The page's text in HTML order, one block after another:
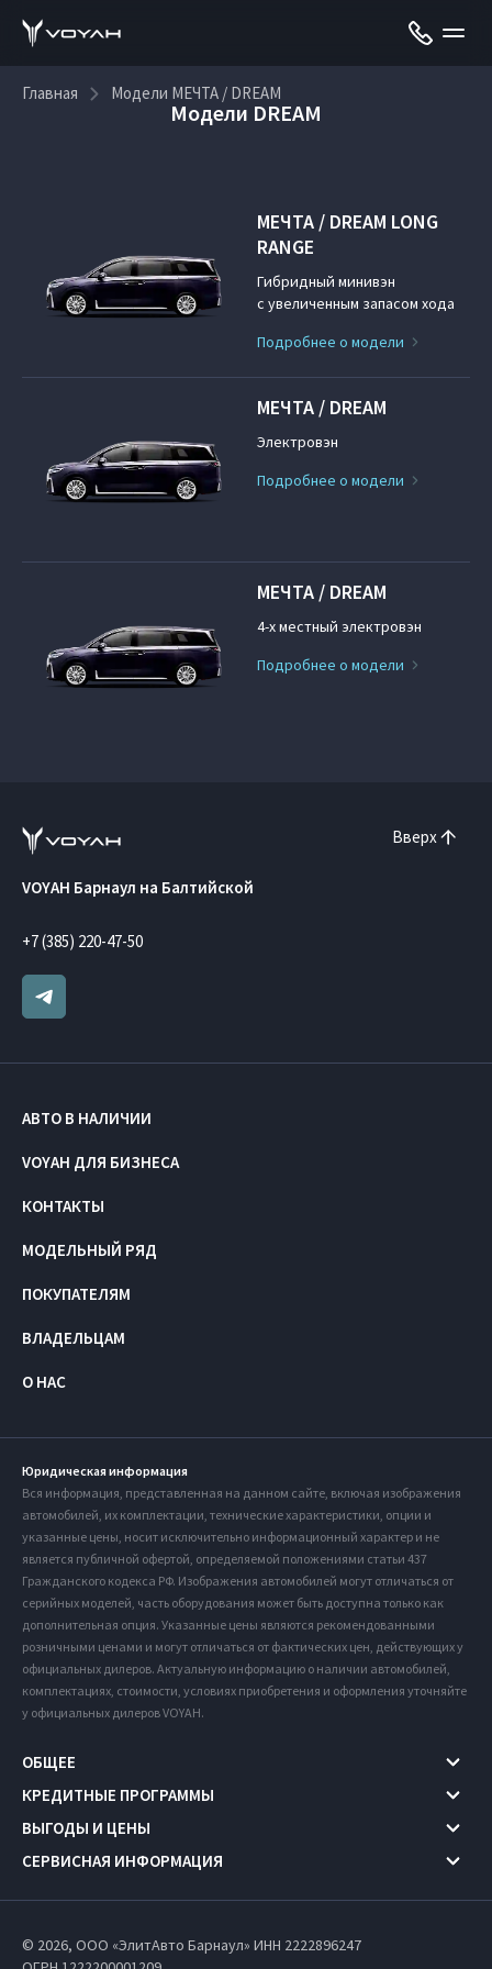
Главная Модели МЕЧТА / DREAM
Модели DREAM
МЕЧТА / DREAM LONG
RANGE
Гибридный минивэн
с увеличенным запасом хода
Подробнее о модели
МЕЧТА / DREAM
Электровэн
Подробнее о модели
МЕЧТА / DREAM
4-х местный электровэн
Подробнее о модели
Вверх
VOYAH Барнаул на Балтийской
+7 (385) 220-47-50
АВТО В НАЛИЧИИ
VOYAH ДЛЯ БИЗНЕСА
КОНТАКТЫ
МОДЕЛЬНЫЙ РЯД
ПОКУПАТЕЛЯМ
ВЛАДЕЛЬЦАМ
О НАС
Юридическая информация
Вся информация, представленная на данном сайте, включая изображения
автомобилей, их комплектации, технические характеристики, опции и
указанные цены, носит исключительно информационный характер и не
является публичной офертой, определяемой положениями статьи 437
Гражданского кодекса РФ. Изображения автомобилей могут отличаться от
серийных моделей, часть оборудования может быть доступна только как
дополнительная опция. Указанные цены являются рекомендованными
розничными ценами и могут отличаться от фактических цен, действующих у
официальных дилеров. Актуальную информацию о наличии автомобилей,
комплектациях, стоимости, условиях приобретения и оформления уточняйте
у официальных дилеров VOYAH.
ОБЩЕЕ
КРЕДИТНЫЕ ПРОГРАММЫ
ВЫГОДЫ И ЦЕНЫ
СЕРВИСНАЯ ИНФОРМАЦИЯ
© 2026, ООО «ЭлитАвто Барнаул» ИНН 2222896247